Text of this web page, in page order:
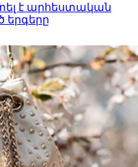
է արհեստական
երգերը